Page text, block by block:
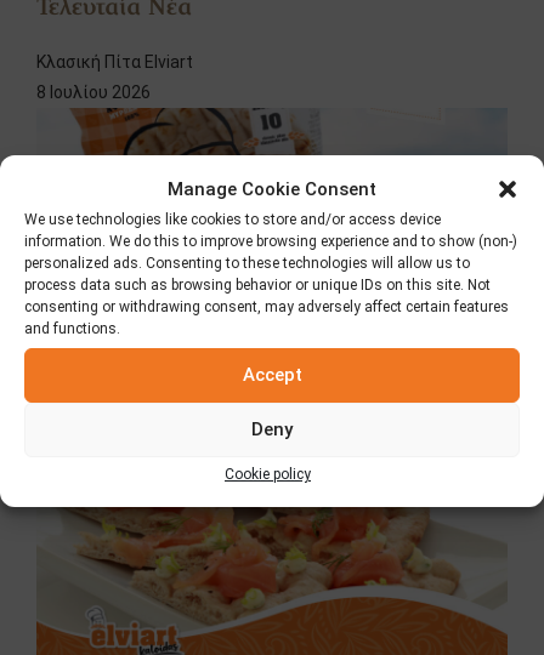
Manage Cookie Consent
We use technologies like cookies to store and/or access device
information. We do this to improve browsing experience and to show (non-)
personalized ads. Consenting to these technologies will allow us to
process data such as browsing behavior or unique IDs on this site. Not
consenting or withdrawing consent, may adversely affect certain features
and functions.
Accept
Deny
Cookie policy
Τελευταία Νέα
Κλασική Πίτα Elviart
8 Ιουλίου 2026